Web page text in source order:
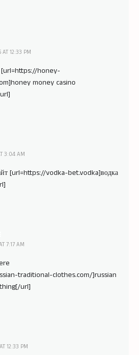
AT 12:33 PM
[url=https://honey-
money casino
3:04 AM
[url=https://vodka-bet.vodka]водка
7:17 AM
traditional-clothes.com/]russian
url]
12:33 PM